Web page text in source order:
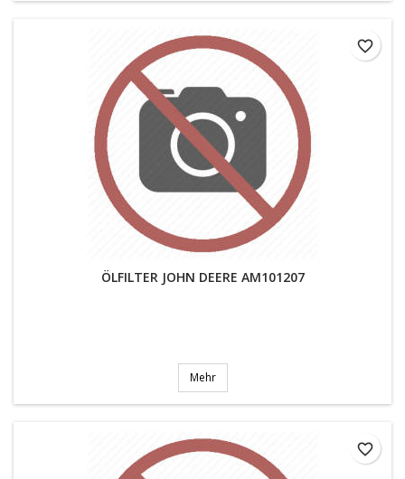
ÖLFILTER JOHN DEERE AM101207
Mehr
favorite_border
favorite_border